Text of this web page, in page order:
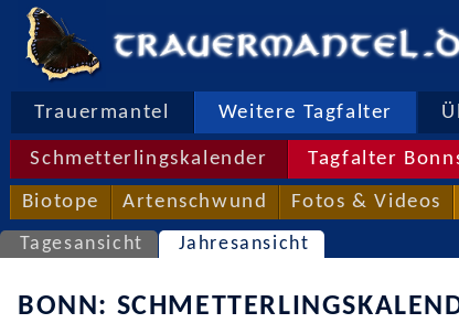
Trauermantel Weitere Tagfalter
Schmetterlingskalender Tagfalter
Biotope Artenschwund Fotos & Videos
Tagesansicht Jahresansicht
BONN: